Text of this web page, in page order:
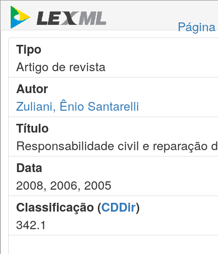
Tipo
Artigo de revista
Autor
Zuliani, Ênio Santarelli
Título
Responsabilidade civil e reparação
Data
2008, 2006, 2005
Classificação (CDDir)
342.1